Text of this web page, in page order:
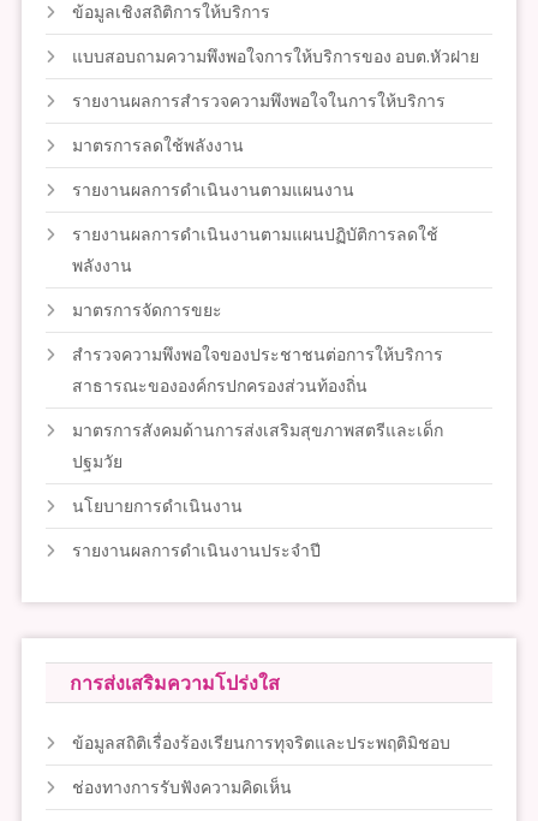
ข้อมูลเชิงสถิติการให้บริการ
แบบสอบถามความพึงพอใจการให้บริการของ อบต.หัวฝาย
รายงานผลการสำรวจความพึงพอใจในการให้บริการ
มาตรการลดใช้พลังงาน
รายงานผลการดำเนินงานตามแผนงาน
รายงานผลการดำเนินงานตามแผนปฏิบัติการลดใช้
พลังงาน
มาตรการจัดการขยะ
สำรวจความพึงพอใจของประชาชนต่อการให้บริการ
สาธารณะขององค์กรปกครองส่วนท้องถิ่น
มาตรการสังคมด้านการส่งเสริมสุขภาพสตรีและเด็ก
ปฐมวัย
นโยบายการดำเนินงาน
รายงานผลการดำเนินงานประจำปี
การส่งเสริมความโปร่งใส
ข้อมูลสถิติเรื่องร้องเรียนการทุจริตและประพฤติมิชอบ
ช่องทางการรับฟังความคิดเห็น